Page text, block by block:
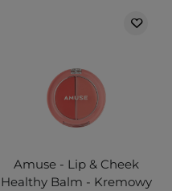
Amuse - Lip & Cheek
Healthy Balm - Kremowy